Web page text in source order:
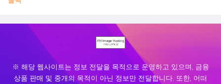
※ 해당 웹사이트는 정보 전달을 목적으로 운영하고 있으며, 금융
상품 판매 및 중개의 목적이 아닌 정보만 전달합니다. 또한, 어떠